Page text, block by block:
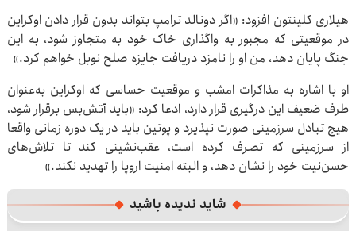
هیلاری کلینتون افزود: «اگر دونالد ترامپ بتواند بدون قرار دادن اوکراین
در موقعیتی که مجبور به واگذاری خاک خود به متجاوز شود، به این
جنگ پایان دهد، من او را نامزد دریافت جایزه صلح نوبل خواهم کرد.»
او با اشاره به مذاکرات امشب و موقعیت حساسی که اوکراین به‌عنوان
طرف ضعیف این درگیری قرار دارد، ادعا کرد: «باید آتش‌بس برقرار شود،
هیچ تبادل سرزمینی صورت نپذیرد و پوتین باید در یک دوره زمانی واقعا
از سرزمینی که تصرف کرده است، عقب‌نشینی کند تا تلاش‌های
حسن‌نیت خود را نشان دهد، و البته امنیت اروپا را تهدید نکند.»
شاید ندیده باشید